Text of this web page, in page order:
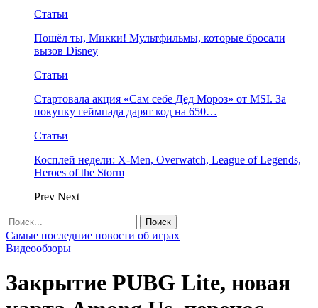
Статьи
Пошёл ты, Микки! Мультфильмы, которые бросали
вызов Disney
Статьи
Стартовала акция «Сам себе Дед Мороз» от MSI. За
покупку геймпада дарят код на 650…
Статьи
Косплей недели: X-Men, Overwatch, League of Legends,
Heroes of the Storm
Prev Next
Самые последние новости об играх
Видеообзоры
Закрытие PUBG Lite, новая